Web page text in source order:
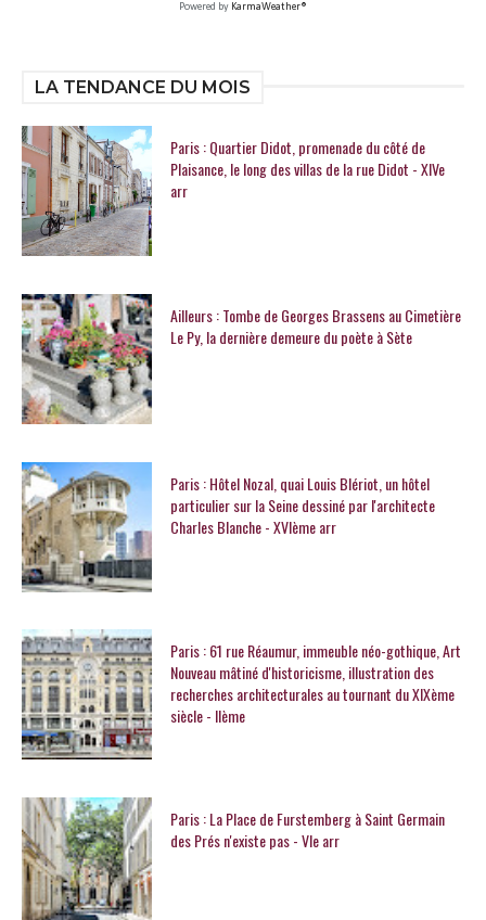
Powered by KarmaWeather®
LA TENDANCE DU MOIS
Paris : Quartier Didot, promenade du côté de
Plaisance, le long des villas de la rue Didot - XIVe
arr
Ailleurs : Tombe de Georges Brassens au Cimetière
Le Py, la dernière demeure du poète à Sète
Paris : Hôtel Nozal, quai Louis Blériot, un hôtel
particulier sur la Seine dessiné par l'architecte
Charles Blanche - XVIème arr
Paris : 61 rue Réaumur, immeuble néo-gothique, Art
Nouveau mâtiné d'historicisme, illustration des
recherches architecturales au tournant du XIXème
siècle - IIème
Paris : La Place de Furstemberg à Saint Germain
des Prés n'existe pas - VIe arr